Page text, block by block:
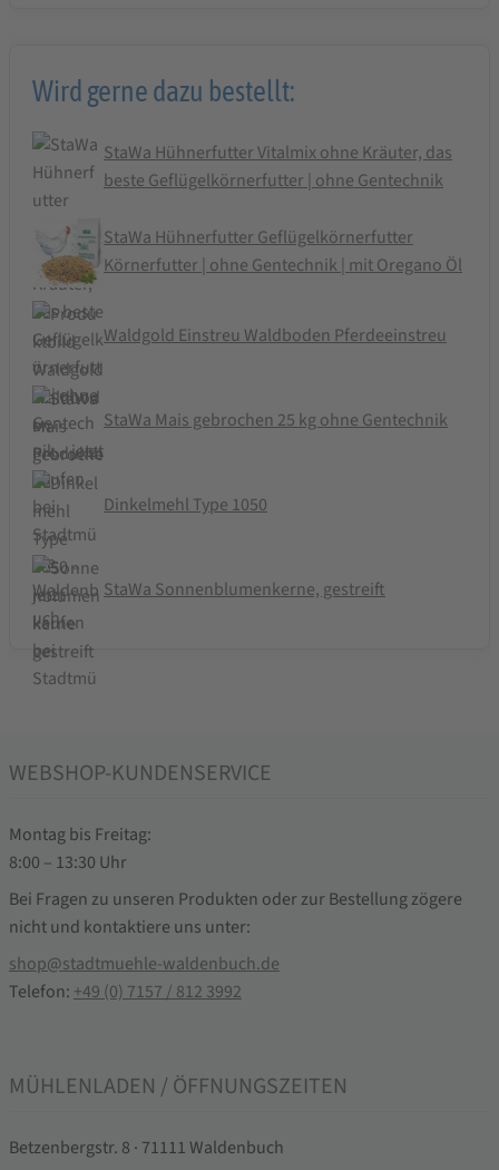
Wird gerne dazu bestellt:
StaWa Hühnerfutter Vitalmix ohne Kräuter, das
beste Geflügelkörnerfutter | ohne Gentechnik
StaWa Hühnerfutter Geflügelkörnerfutter
Körnerfutter | ohne Gentechnik | mit Oregano Öl
Waldgold Einstreu Waldboden Pferdeeinstreu
StaWa Mais gebrochen 25 kg ohne Gentechnik
Dinkelmehl Type 1050
StaWa Sonnenblumenkerne, gestreift
WEBSHOP-KUNDENSERVICE
Montag bis Freitag:
8:00 – 13:30 Uhr
Bei Fragen zu unseren Produkten oder zur Bestellung zögere
nicht und kontaktiere uns unter:
shop@stadtmuehle-waldenbuch.de
Telefon:+49 (0) 7157 / 812 3992
MÜHLENLADEN / ÖFFNUNGSZEITEN
Betzenbergstr. 8 · 71111 Waldenbuch